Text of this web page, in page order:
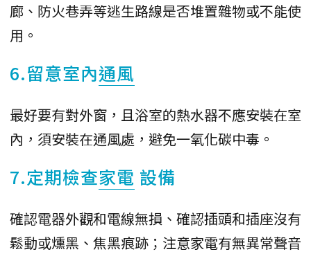
廊、防火巷弄等逃生路線是否堆置雜物或不能使
用。
6.留意室內通風
最好要有對外窗，且浴室的熱水器不應安裝在室
內，須安裝在通風處，避免一氧化碳中毒。
7.定期檢查家電 設備
確認電器外觀和電線無損、確認插頭和插座沒有
鬆動或燻黑、焦黑痕跡；注意家電有無異常聲音